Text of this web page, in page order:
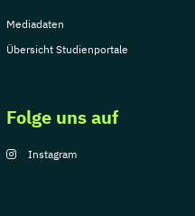
Mediadaten
Übersicht Studienportale
Folge uns auf
Instagram